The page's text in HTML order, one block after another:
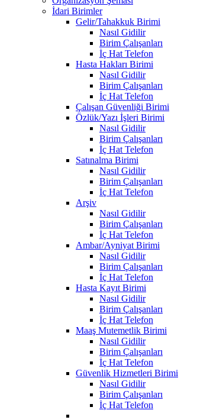
İdari Birimler
Gelir/Tahakkuk Birimi
Nasıl Gidilir
Birim Çalışanları
İç Hat Telefon
Hasta Hakları Birimi
Nasıl Gidilir
Birim Çalışanları
İç Hat Telefon
Çalışan Güvenliği Birimi
Özlük/Yazı İşleri Birimi
Nasıl Gidilir
Birim Çalışanları
İç Hat Telefon
Satınalma Birimi
Nasıl Gidilir
Birim Çalışanları
İç Hat Telefon
Arşiv
Nasıl Gidilir
Birim Çalışanları
İç Hat Telefon
Ambar/Ayniyat Birimi
Nasıl Gidilir
Birim Çalışanları
İç Hat Telefon
Hasta Kayıt Birimi
Nasıl Gidilir
Birim Çalışanları
İç Hat Telefon
Maaş Mutemetlik Birimi
Nasıl Gidilir
Birim Çalışanları
İç Hat Telefon
Güvenlik Hizmetleri Birimi
Nasıl Gidilir
Birim Çalışanları
İç Hat Telefon